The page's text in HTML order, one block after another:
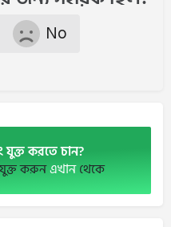
No
যুক্ত করতে চান?
করুনএখানথেকে